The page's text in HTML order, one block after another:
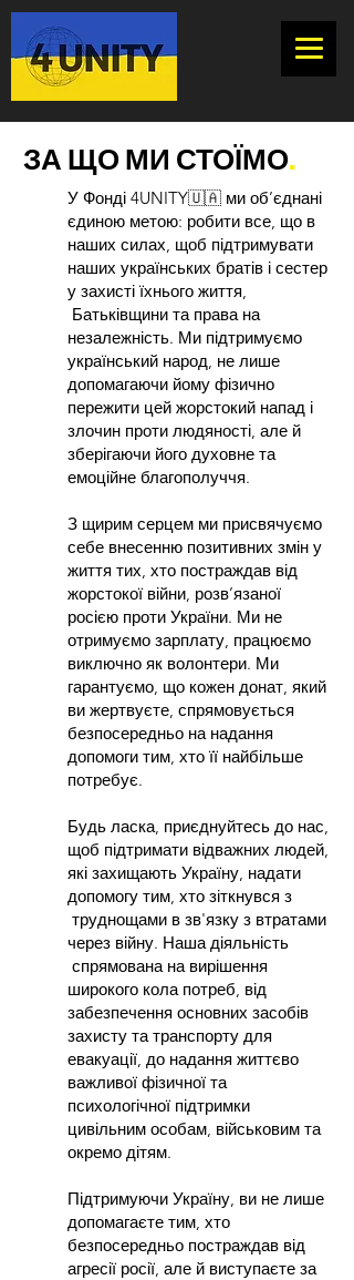
ЗА ЩО МИ СТОЇМО.
У Фонді 4UNITY🇺🇦 ми об’єднані
єдиною метою: робити все, що в
наших силах, щоб підтримувати
наших українських братів і сестер
у захисті їхнього життя,
Батьківщини та права на
незалежність. Ми підтримуємо
український народ, не лише
допомагаючи йому фізично
пережити цей жорстокий напад і
злочин проти людяності, але й
зберігаючи його духовне та
емоційне благополуччя.
З щирим серцем ми присвячуємо
себе внесенню позитивних змін у
життя тих, хто постраждав від
жорстокої війни, розв’язаної
росією проти України. Ми не
отримуємо зарплату, працюємо
виключно як волонтери. Ми
гарантуємо, що кожен донат, який
ви жертвуєте, спрямовується
безпосередньо на надання
допомоги тим, хто її найбільше
потребує.
Будь ласка, приєднуйтесь до нас,
щоб підтримати відважних людей,
які захищають Україну, надати
допомогу тим, хто зіткнувся з
труднощами в зв'язку з втратами
через війну. Наша діяльність
спрямована на вирішення
широкого кола потреб, від
забезпечення основних засобів
захисту та транспорту для
евакуації, до надання життєво
важливої фізичної та
психологічної підтримки
цивільним особам, військовим та
окремо дітям.​​
Підтримуючи Україну, ви не лише
допомагаєте тим, хто
безпосередньо постраждав від
агресії росії, але й виступаєте за